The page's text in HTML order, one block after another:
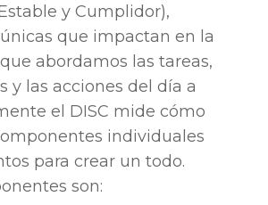
y Cumplidor),
que impactan en la
abordamos las tareas,
y las acciones del día a
el DISC mide cómo
individuales
para crear un todo.
son: